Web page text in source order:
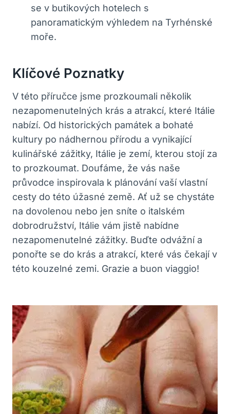
se v butikových hotelech s
panoramatickým výhledem na Tyrhénské
moře.
Klíčové Poznatky
V této příručce jsme prozkoumali několik
nezapomenutelných krás a atrakcí, které Itálie
nabízí. Od historických památek a bohaté
kultury po nádhernou přírodu a vynikající
kulinářské zážitky, Itálie je zemí, kterou stojí za
to prozkoumat. Doufáme, že vás naše
průvodce inspirovala k plánování vaší vlastní
cesty do této úžasné země. Ať už se chystáte
na dovolenou nebo jen sníte o italském
dobrodružství, Itálie vám jistě nabídne
nezapomenutelné zážitky. Buďte odvážní a
ponořte se do krás a atrakcí, které vás čekají v
této kouzelné zemi. Grazie a buon viaggio!